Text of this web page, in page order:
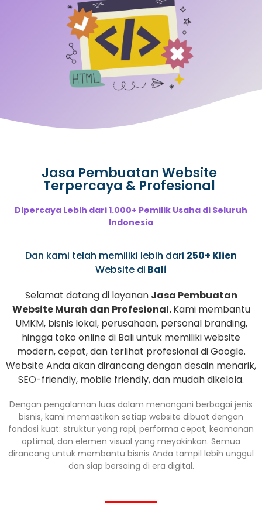
Jasa Pembuatan Website
Terpercaya & Profesional
Dipercaya Lebih dari 1.000+ Pemilik Usaha di Seluruh
Indonesia
Dan kami telah memiliki lebih dari 250+ Klien
Website di Bali
Selamat datang di layanan Jasa Pembuatan
Website Murah dan Profesional.Kami membantu
UMKM, bisnis lokal, perusahaan, personal branding,
hingga toko online di Bali untuk memiliki website
modern, cepat, dan terlihat profesional di Google.
Website Anda akan dirancang dengan desain menarik,
SEO-friendly, mobile friendly, dan mudah dikelola.
Dengan pengalaman luas dalam menangani berbagai jenis
bisnis, kami memastikan setiap website dibuat dengan
fondasi kuat: struktur yang rapi, performa cepat, keamanan
optimal, dan elemen visual yang meyakinkan. Semua
dirancang untuk membantu bisnis Anda tampil lebih unggul
dan siap bersaing di era digital.